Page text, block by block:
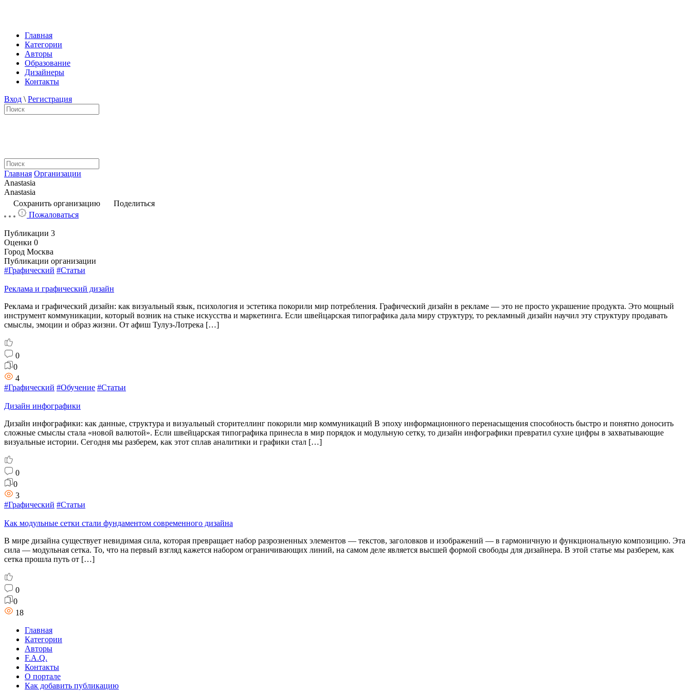
Главная
Категории
Авторы
Образование
Дизайнеры
Контакты
Вход \ Регистрация
Главная Организации
Anastasia
Anastasia
Сохранить организацию
Поделиться
Пожаловаться
Публикации 3
Оценки 0
Город Москва
Публикации организации
#Графический #Статьи
Реклама и графический дизайн
Реклама и графический дизайн: как визуальный язык, психология и эстетика покорили мир потребления. Графический дизайн в рекламе — это не просто украшение продукта. Это мощный
инструмент коммуникации, который возник на стыке искусства и маркетинга. Если швейцарская типографика дала миру структуру, то рекламный дизайн научил эту структуру продавать
смыслы, эмоции и образ жизни. От афиш Тулуз-Лотрека […]
0
0
4
#Графический #Обучение #Статьи
Дизайн инфографики
Дизайн инфографики: как данные, структура и визуальный сторителлинг покорили мир коммуникаций В эпоху информационного перенасыщения способность быстро и понятно доносить
сложные смыслы стала «новой валютой». Если швейцарская типографика принесла в мир порядок и модульную сетку, то дизайн инфографики превратил сухие цифры в захватывающие
визуальные истории. Сегодня мы разберем, как этот сплав аналитики и графики стал […]
0
0
3
#Графический #Статьи
Как модульные сетки стали фундаментом современного дизайна
В мире дизайна существует невидимая сила, которая превращает набор разрозненных элементов — текстов, заголовков и изображений — в гармоничную и функциональную композицию. Эта
сила — модульная сетка. То, что на первый взгляд кажется набором ограничивающих линий, на самом деле является высшей формой свободы для дизайнера. В этой статье мы разберем, как
сетка прошла путь от […]
0
0
18
Главная
Категории
Авторы
F.A.Q.
Контакты
О портале
Как добавить публикацию